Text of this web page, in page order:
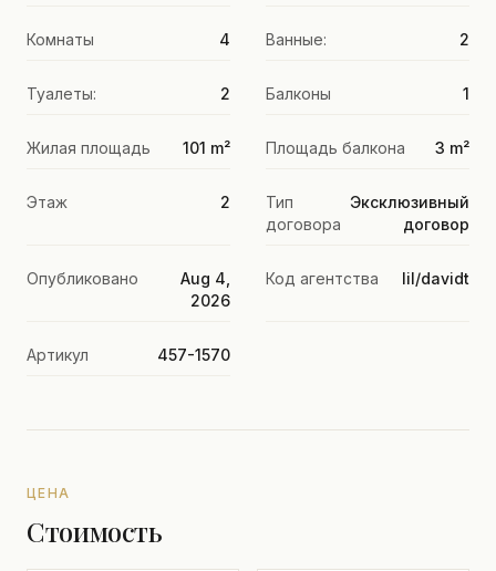
Комнаты 4 Ванные: 2
Туалеты: 2 Балконы 1
Жилая площадь 101 m² Площадь балкона 3 m²
Этаж 2
Тип
договора
Эксклюзивный
договор
Опубликовано
Aug 4,
2026
Код агентства lil/davidt
Артикул 457-1570
ЦЕНА
Стоимость